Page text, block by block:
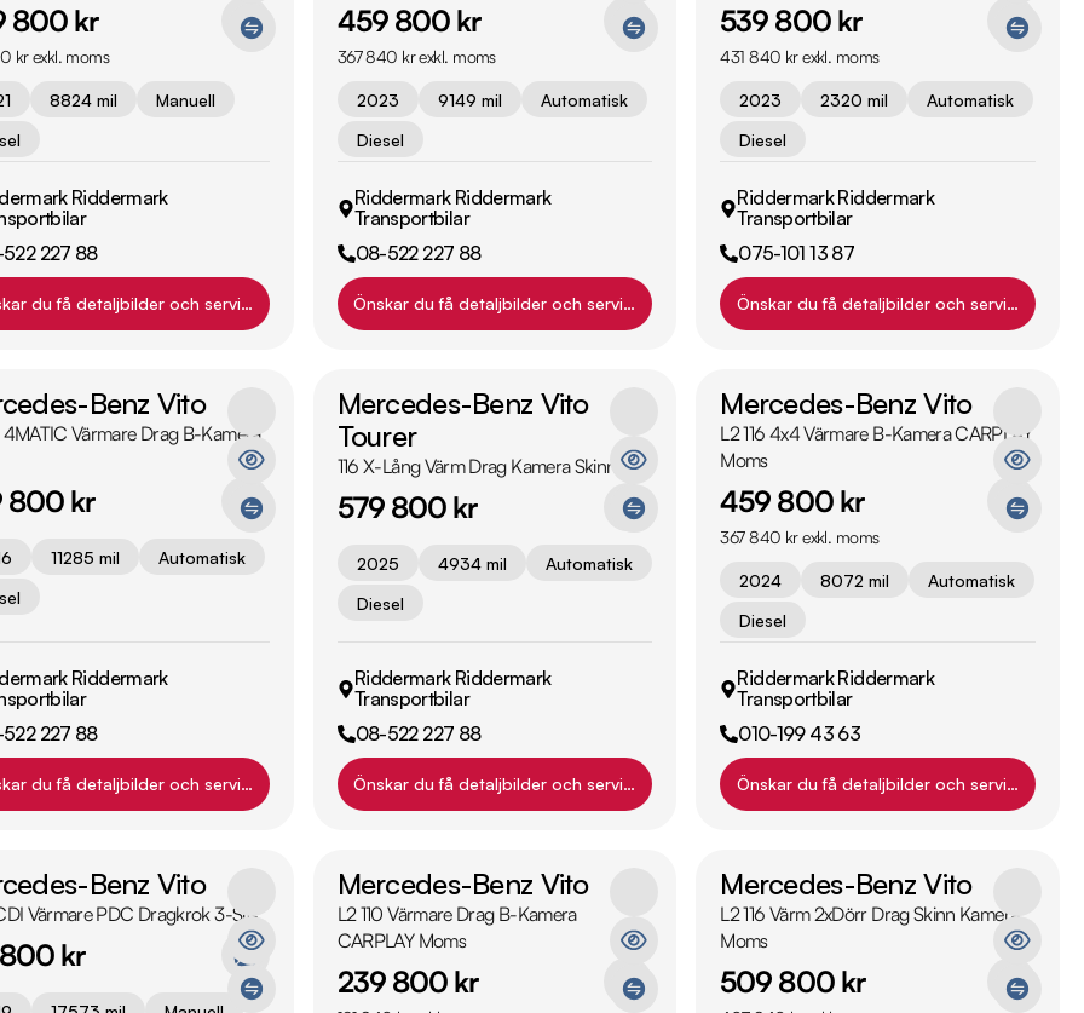
800 kr
kr exkl. moms
8824 mil
Manuell
Riddermark
227 88
du få detaljbilder och servicehistorik?
459 800 kr
367 840 kr exkl. moms
2023 9149 mil
Automatisk
Diesel
Riddermark Riddermark
Transportbilar
08-522 227 88
Önskar du få detaljbilder och servicehistorik?
539 800 kr
431 840 kr exkl. moms
2023 2320 mil
Automatisk
Diesel
Riddermark Riddermark
Transportbilar
075-101 13 87
Önskar du få detaljbilder och
Benz Vito
4MATIC Värmare Drag B-Kamera
800 kr
11285 mil
Automatisk
Riddermark
227 88
du få detaljbilder och servicehistorik?
Mercedes-Benz Vito
Tourer
116 X-Lång Värm Drag Kamera Skinn
579 800 kr
2025 4934 mil
Automatisk
Diesel
Riddermark Riddermark
Transportbilar
08-522 227 88
Önskar du få detaljbilder och servicehistorik?
Mercedes-Benz Vito
L2 116 4x4 Värmare B-Kamera CARPLAY
Moms
459 800 kr
367 840 kr exkl. moms
2024 8072 mil
Automatisk
Diesel
Riddermark Riddermark
Transportbilar
010-199 43 63
Önskar du få detaljbilder och
Benz Vito
Värmare PDC Dragkrok 3-Sits
800 kr
Mercedes-Benz Vito
L2 110 Värmare Drag B-Kamera
CARPLAY Moms
239 800 kr
Mercedes-Benz Vito
L2 116 Värm 2xDörr Drag Skinn Kamera
Moms
509 800 kr